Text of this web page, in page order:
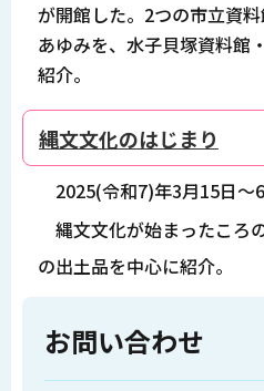
が開館した。2つの市立資
あゆみを、水子貝塚資料館
紹介。
縄文文化のはじまり
2025(令和7)年3月15日～
縄文文化が始まったころ
の出土品を中心に紹介。
お問い合わせ